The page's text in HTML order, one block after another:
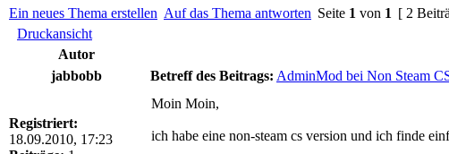
Ein neues Thema erstellen Auf das Thema antworten Seite 1 von 1 [ 2
Druckansicht
Autor
jabbobb
Betreff des Beitrags: AdminMod bei Non Steam
Registriert:
18.09.2010, 17:23
Moin Moin,
ich habe eine non-steam cs version und ich finde